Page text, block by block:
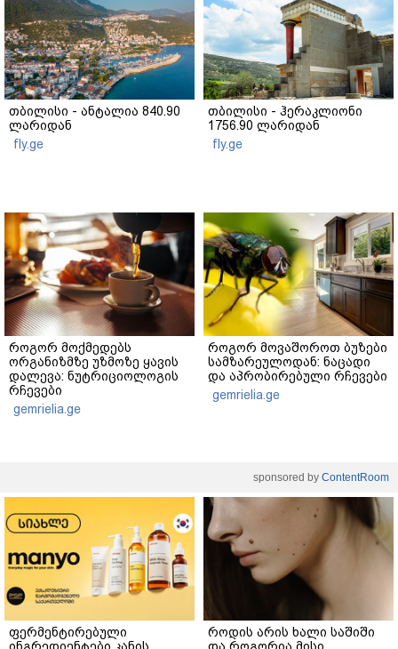
თბილისი - ანტალია 840.90
ლარიდან
fly.ge
თბილისი - ჰერაკლიონი
1756.90 ლარიდან
fly.ge
როგორ მოქმედებს
ორგანიზმზე უზმოზე ყავის
დალევა: ნუტრიციოლოგის
რჩევები
gemrielia.ge
როგორ მოვაშოროთ ბუზები
სამზარეულოდან: ნაცადი
და აპრობირებული რჩევები
gemrielia.ge
sponsored by ContentRoom
ფერმენტირებული
როდის არის ხალი საშიში